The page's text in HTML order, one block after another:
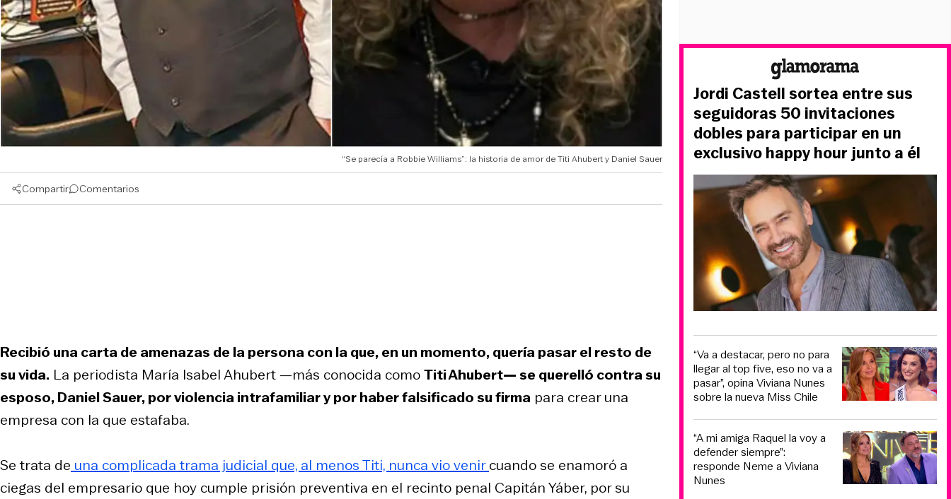
“Se parecía a Robbie Williams”: la historia de amor de Titi Ahubert y Daniel Sauer
Compartir Comentarios
Recibió una carta de amenazas de la persona con la que, en un momento, quería pasar el resto de
su vida. La periodista María Isabel Ahubert —más conocida comoTiti Ahubert— se querelló contra su
esposo, Daniel Sauer, por violencia intrafamiliar y por haber falsificado su firma para crear una
empresa con la que estafaba.
Se trata de una complicada trama judicial que, al menos Titi, nunca vio venircuando se enamoró a
ciegas del empresario que hoy cumple prisión preventiva en el recinto penal Capitán Yáber, por su
Jordi Castell sortea entre sus
seguidoras 50 invitaciones
dobles para participar en un
exclusivo happy hour junto a él
“Va a destacar, pero no para
llegar al top five, eso no va a
pasar”, opina Viviana Nunes
sobre la nueva Miss Chile
“A mi amiga Raquel la voy a
defender siempre”:
responde Neme a Viviana
Nunes